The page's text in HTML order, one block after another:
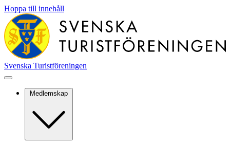
Hoppa till innehåll
Svenska Turistföreningen
Medlemskap